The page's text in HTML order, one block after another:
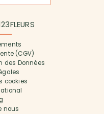
(CGV)
des Données
cookies
nous